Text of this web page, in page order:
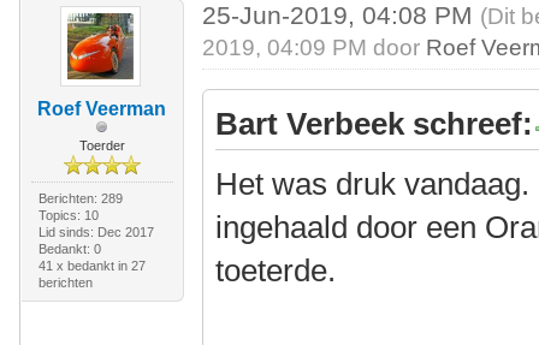
Roef Veerman
Toerder
Berichten: 289
Topics: 10
Lid sinds: Dec 2017
Bedankt: 0
41 x bedankt in 27
berichten
25-Jun-2019, 04:08 PM (Dit
2019, 04:09 PM door Roef
Bart Verbeek schreef:
Het was druk
ingehaald door een
toeterde.